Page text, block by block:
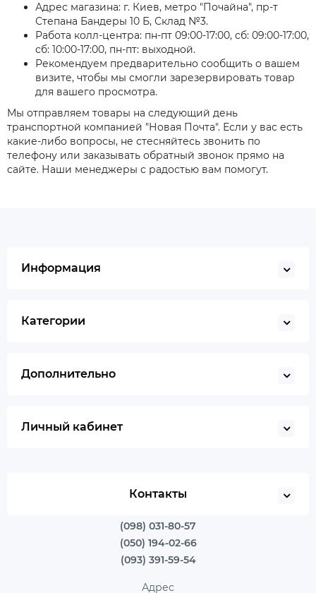
Адрес магазина: г. Киев, метро "Почайна", пр-т
Степана Бандеры 10 Б, Склад №3.
Работа колл-центра: пн-пт 09:00-17:00, сб: 09:00-17:00,
сб: 10:00-17:00, пн-пт: выходной.
Рекомендуем предварительно сообщить о вашем
визите, чтобы мы смогли зарезервировать товар
для вашего просмотра.
Мы отправляем товары на следующий день
транспортной компанией "Новая Почта". Если у вас есть
какие-либо вопросы, не стесняйтесь звонить по
телефону или заказывать обратный звонок прямо на
сайте. Наши менеджеры с радостью вам помогут.
Информация
Категории
Дополнительно
Личный кабинет
Контакты
(098) 031-80-57
(050) 194-02-66
(093) 391-59-54
Адрес